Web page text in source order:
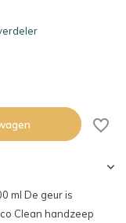
ml De geur is
Clean handzeep